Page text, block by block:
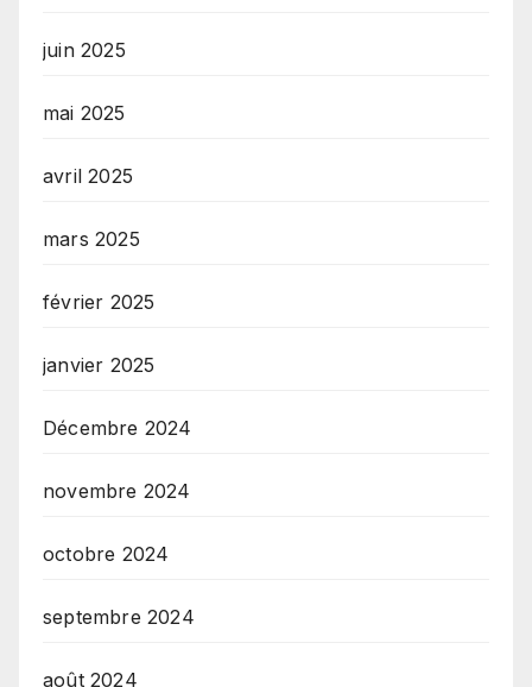
juin 2025
mai 2025
avril 2025
mars 2025
février 2025
janvier 2025
Décembre 2024
novembre 2024
octobre 2024
septembre 2024
août 2024